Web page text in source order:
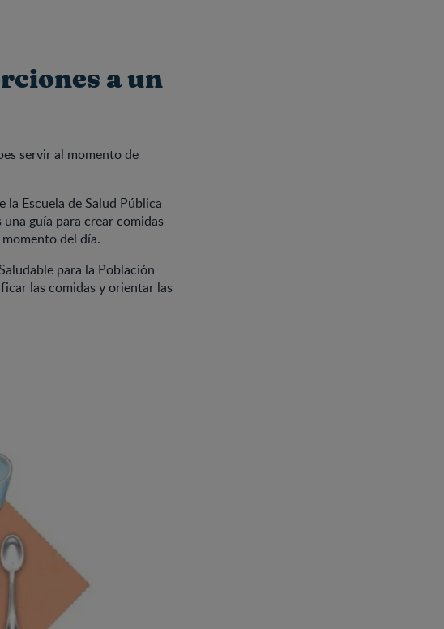
a un
servir al momento de
Escuela de Salud Pública
guía para crear comidas
del día.
para la Población
las comidas y orientar las